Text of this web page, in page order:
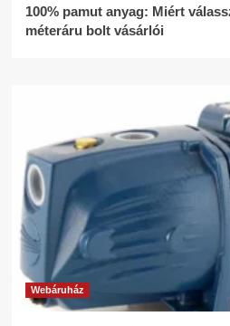
100% pamut anyag: Miért
méteráru bolt vásárlói
Webáruház